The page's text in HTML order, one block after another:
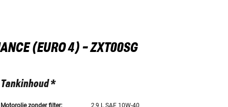
(EURO 4) - ZXT00SG
Tankinhoud *